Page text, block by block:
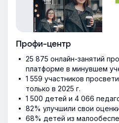
Профи-центр
25 875 онлайн-занятий
платформе в минувшем
1 559 участников
только в 2025 г.
1 500 детей и 4 066
82% улучшили свои
68% детей из